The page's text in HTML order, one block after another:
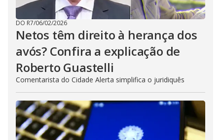
DO R7/06/02/2026
Netos têm direito à herança dos
avós? Confira a explicação de
Roberto Guastelli
Comentarista do Cidade Alerta simplifica o juridiquês